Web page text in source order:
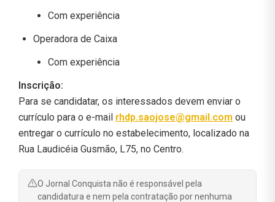
Com experiência
Operadora de Caixa
Com experiência
Inscrição:
Para se candidatar, os interessados devem enviar o
currículo para o e-mail rhdp.saojose@gmail.com ou
entregar o currículo no estabelecimento, localizado na
Rua Laudicéia Gusmão, L75, no Centro.
O Jornal Conquista não é responsável pela
candidatura e nem pela contratação por nenhuma